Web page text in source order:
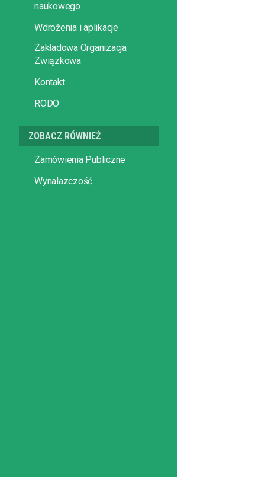
naukowego
Wdrożenia i aplikacje
Zakładowa Organizacja
Związkowa
Kontakt
RODO
ZOBACZ RÓWNIEŻ
Zamówienia Publiczne
Wynalazczość